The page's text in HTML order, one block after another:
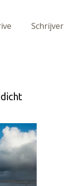
Schrijver